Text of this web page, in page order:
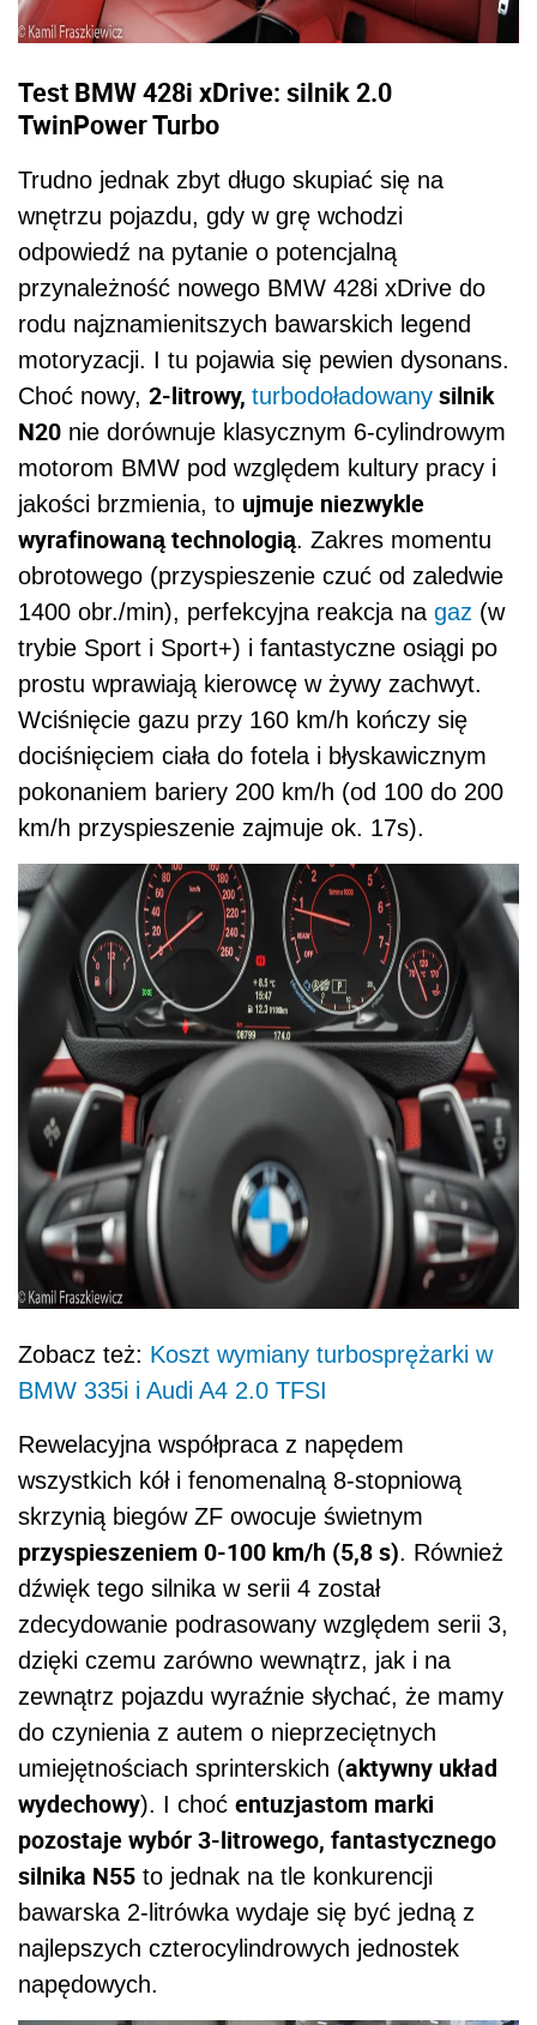
Test BMW 428i xDrive: silnik 2.0
TwinPower Turbo
Trudno jednak zbyt długo skupiać się na
wnętrzu pojazdu, gdy w grę wchodzi
odpowiedź na pytanie o potencjalną
przynależność nowego BMW 428i xDrive do
rodu najznamienitszych bawarskich legend
motoryzacji. I tu pojawia się pewien dysonans.
Choć nowy, 2-litrowy, turbodoładowany silnik
N20 nie dorównuje klasycznym 6-cylindrowym
motorom BMW pod względem kultury pracy i
jakości brzmienia, to ujmuje niezwykle
wyrafinowaną technologią. Zakres momentu
obrotowego (przyspieszenie czuć od zaledwie
1400 obr./min), perfekcyjna reakcja na gaz (w
trybie Sport i Sport+) i fantastyczne osiągi po
prostu wprawiają kierowcę w żywy zachwyt.
Wciśnięcie gazu przy 160 km/h kończy się
dociśnięciem ciała do fotela i błyskawicznym
pokonaniem bariery 200 km/h (od 100 do 200
km/h przyspieszenie zajmuje ok. 17s).
Zobacz też: Koszt wymiany turbosprężarki w
BMW 335i i Audi A4 2.0 TFSI
Rewelacyjna współpraca z napędem
wszystkich kół i fenomenalną 8-stopniową
skrzynią biegów ZF owocuje świetnym
przyspieszeniem 0-100 km/h (5,8 s). Również
dźwięk tego silnika w serii 4 został
zdecydowanie podrasowany względem serii 3,
dzięki czemu zarówno wewnątrz, jak i na
zewnątrz pojazdu wyraźnie słychać, że mamy
do czynienia z autem o nieprzeciętnych
umiejętnościach sprinterskich (aktywny układ
wydechowy). I choć entuzjastom marki
pozostaje wybór 3-litrowego, fantastycznego
silnika N55 to jednak na tle konkurencji
bawarska 2-litrówka wydaje się być jedną z
najlepszych czterocylindrowych jednostek
napędowych.